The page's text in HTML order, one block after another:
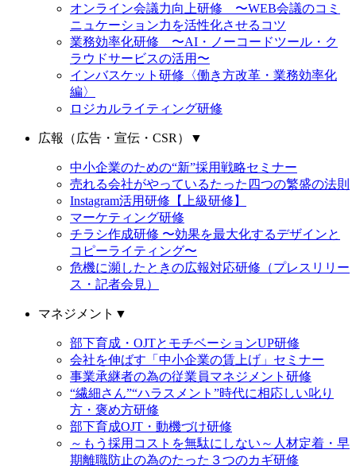
オンライン会議力向上研修 〜WEB会議のコミ
ニュケーション力を活性化させるコツ
業務効率化研修 〜AI・ノーコードツール・ク
ラウドサービスの活用〜
インバスケット研修〈働き方改革・業務効率化
編〉
ロジカルライティング研修
広報（広告・宣伝・CSR） ▼
中小企業のための“新”採用戦略セミナー
売れる会社がやっているたった四つの繁盛の法則
Instagram活用研修【上級研修】
マーケティング研修
チラシ作成研修 〜効果を最大化するデザインと
コピーライティング〜
危機に瀕したときの広報対応研修（プレスリリー
ス・記者会見）
マネジメント ▼
部下育成・OJTとモチベーションUP研修
会社を伸ばす「中小企業の賃上げ」セミナー
事業承継者の為の従業員マネジメント研修
“繊細さん”“ハラスメント”時代に相応しい叱り
方・褒め方研修
部下育成OJT・動機づけ研修
～もう採用コストを無駄にしない～人材定着・早
期離職防止の為のたった３つのカギ研修